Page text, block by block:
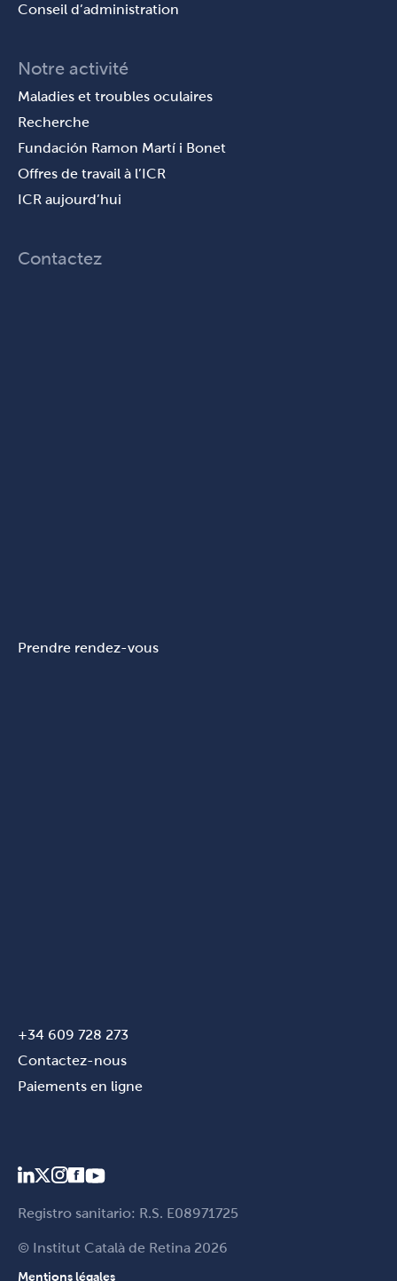
Conseil d’administration
Notre activité
Maladies et troubles oculaires
Recherche
Fundación Ramon Martí i Bonet
Offres de travail à l’ICR
ICR aujourd’hui
Contactez
Prendre rendez-vous
+34 609 728 273
Contactez-nous
Paiements en ligne
Registro sanitario: R.S. E08971725
© Institut Català de Retina 2026
Mentions légales